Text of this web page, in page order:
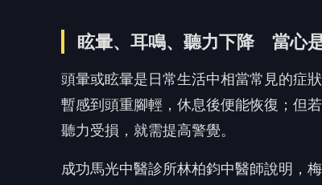
眩暈、耳鳴、聽力下降 當心
頭暈或眩暈是日常生活中相當常見的症
暫感到頭重腳輕，休息後便能恢復；但
聽力受損，就需提高警覺。
成功馬光中醫診所林柏鈞中醫師說明，